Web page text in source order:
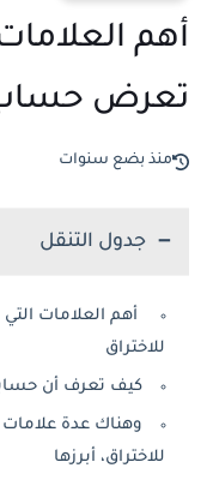
أهم
تعرض حساب
منذ بضع سنوات
جدول التنقل
أهم العلامات
للاختراق
كيف تعرف أن
وهناك عدة
للاختراق، أبرزها